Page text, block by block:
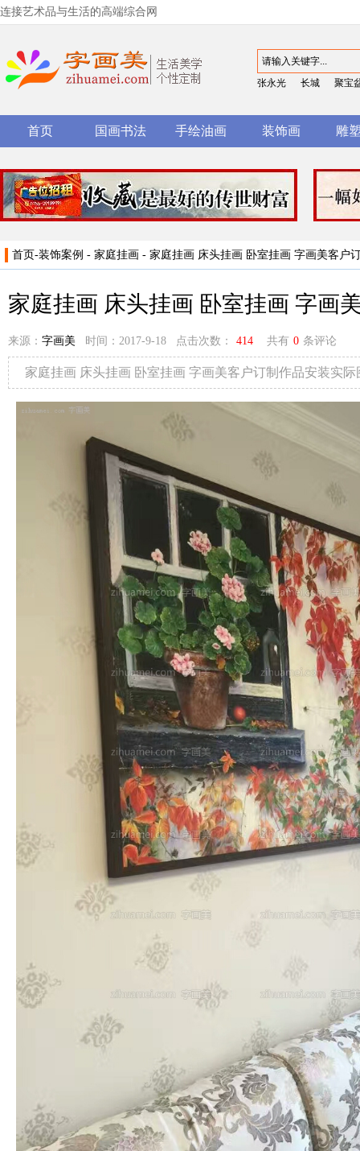
连接艺术品与生活的高端综合网
张永光 长城 聚宝
首页 国画书法 手绘油画 装饰画 雕
首页-装饰案例 - 家庭挂画 - 家庭挂画 床头挂画 卧室挂画 字画美客户
家庭挂画 床头挂画 卧室挂画 字画
来源： 字画美 时间：2017-9-18 点击次数： 414 共有 0 条评论
家庭挂画 床头挂画 卧室挂画 字画美客户订制作品安装实际